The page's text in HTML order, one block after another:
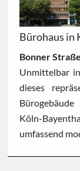
Bürohaus in
Bonner
Unmittelbar
dieses
Köln-
umfassend